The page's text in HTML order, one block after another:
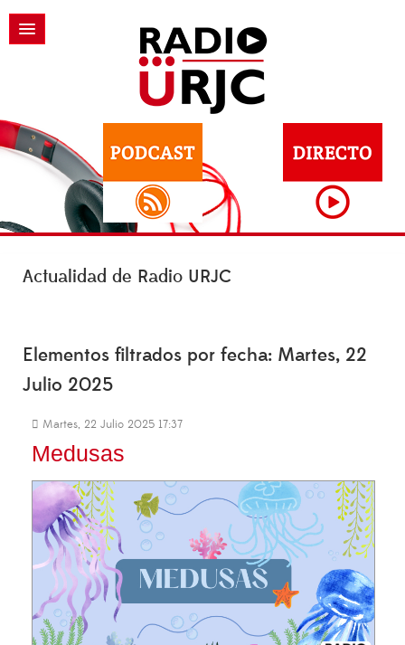
Actualidad de Radio URJC
Elementos filtrados por fecha: Martes, 22
Julio 2025
Martes, 22 Julio 2025 17:37
Medusas